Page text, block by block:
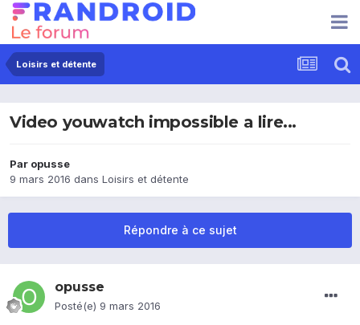
Loisirs et détente
Video youwatch impossible a lire...
Par opusse
9 mars 2016 dans Loisirs et détente
Répondre à ce sujet
opusse
Posté(e) 9 mars 2016